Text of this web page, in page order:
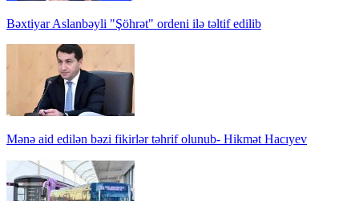
Bəxtiyar Aslanbəyli "Şöhrət" ordeni ilə təltif edilib
Mənə aid edilən bəzi fikirlər təhrif olunub- Hikmət Hacıyev